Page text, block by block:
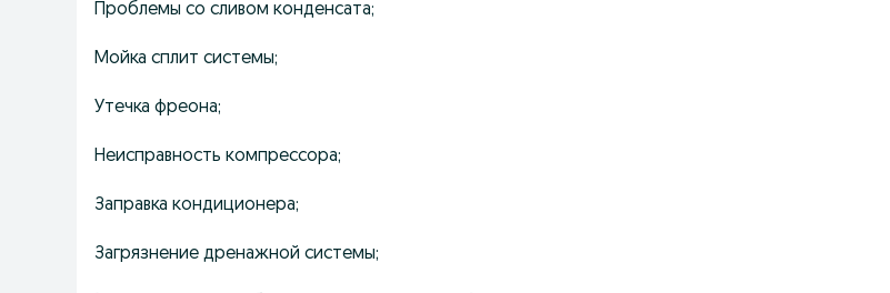
Проблемы со сливом конденсата;
Мойка сплит системы;
Утечка фреона;
Неисправность компрессора;
Заправка кондиционера;
Загрязнение дренажной системы;